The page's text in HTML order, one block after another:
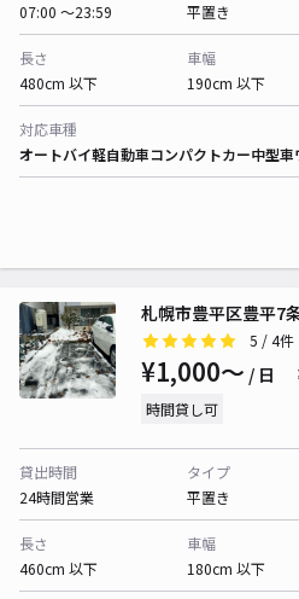
07:00 〜23:59
平置き
長さ
480cm 以下
車幅
190cm 以下
対応車種
オートバイ軽自動車コンパクトカー中型車
札幌市豊平区豊平7
5 / 4件
¥1,000〜 / 日
時間貸し可
貸出時間
24時間営業
タイプ
平置き
長さ
460cm 以下
車幅
180cm 以下